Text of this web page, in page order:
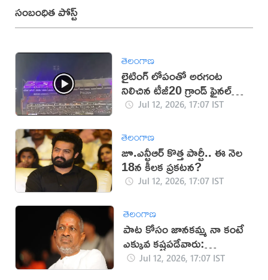
సంబంధిత పోస్ట్
తెలంగాణ
లైటింగ్ లోపంతో అరగంట
నిలిచిన టీజీ20 గ్రాండ్ ఫైనల్
(వీడియో)
Jul 12, 2026, 17:07 IST
తెలంగాణ
జూ.ఎన్టీఆర్ కొత్త పార్టీ.. ఈ నెల
18న కీలక ప్రకటన?
Jul 12, 2026, 17:07 IST
తెలంగాణ
పాట కోసం జానకమ్మ నా కంటే
ఎక్కువ కష్టపడేవారు:
ఇళయరాజా
Jul 12, 2026, 17:07 IST